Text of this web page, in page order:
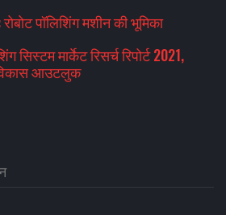
पॉलिशिंग मशीन की भूमिका
सिस्टम मार्केट रिसर्च रिपोर्ट 2021,
आउटलुक